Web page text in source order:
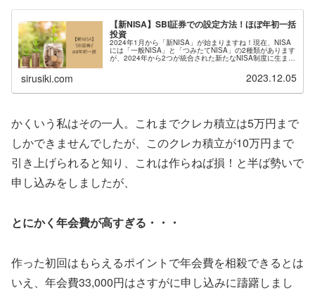
【新NISA】SBI証券での設定方法！ほぼ年初一括
投資
2024年1月から「新NISA」が始まりますね！現在、NISA
には「一般NISA」と「つみたてNISA」の2種類があります
が、2024年から2つが統合された新たなNISA制度に生まれ
変わります。また、SBI証券では、2023年11月19日(...
sirusiki.com 2023.12.05
かくいう私はその一人。これまでクレカ積立は5万円まで
しかできませんでしたが、このクレカ積立が10万円まで
引き上げられると知り、これは作らねば損！と半ば勢いで
申し込みをしましたが、
とにかく年会費が高すぎる・・・
作った初回はもらえるポイントで年会費を相殺できるとは
いえ、年会費33,000円はさすがに申し込みに躊躇しまし